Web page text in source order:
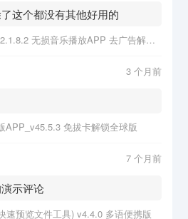
这个都没有其他好用的
无损音乐播放APP 去广告解锁会员版
3 个月前
APP_v45.5.3 免拔卡解锁全球版
7 个月前
示评论
速预览文件工具) v4.4.0 多语便携版